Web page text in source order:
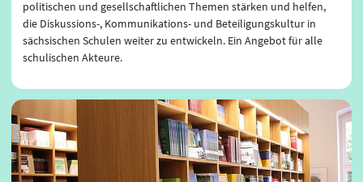
politischen und gesellschaftlichen Themen stärken und helfen,
die Diskussions-, Kommunikations- und Beteiligungskultur in
sächsischen Schulen weiter zu entwickeln. Ein Angebot für alle
schulischen Akteure.